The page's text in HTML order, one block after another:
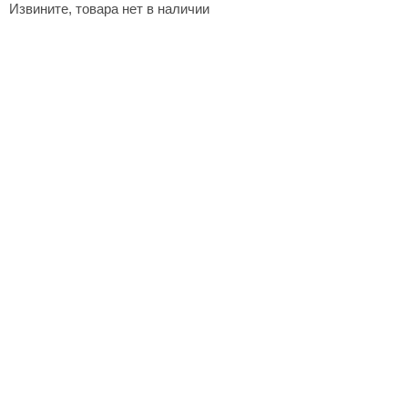
Извините, товара нет в наличии